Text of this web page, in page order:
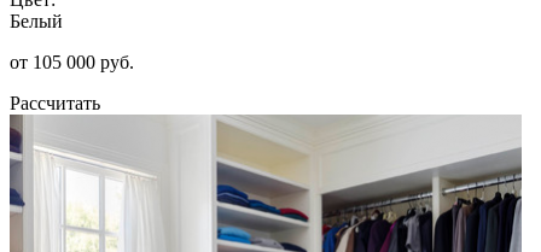
Белый
от 105 000 руб.
Рассчитать